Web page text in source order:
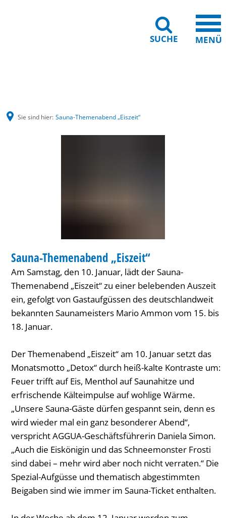
SUCHE MENÜ
Sie sind hier: Sauna-Themenabend „Eiszeit“
KATEGORIE: SPORT
Sauna-Themenabend „Eiszeit“
Am Samstag, den 10. Januar, lädt der Sauna-
Themenabend „Eiszeit“ zu einer belebenden Auszeit
ein, gefolgt von Gastaufgüssen des deutschlandweit
bekannten Saunameisters Mario Ammon vom 15. bis
18. Januar.
Der Themenabend „Eiszeit“ am 10. Januar setzt das
Monatsmotto „Detox“ durch heiß-kalte Kontraste um:
Feuer trifft auf Eis, Menthol auf Saunahitze und
erfrischende Kälteimpulse auf wohlige Wärme.
„Unsere Sauna-Gäste dürfen gespannt sein, denn es
wird wieder mal ein ganz besonderer Abend“,
verspricht AGGUA-Geschäftsführerin Daniela Simon.
„Auch die Eiskönigin und das Schneemonster Frosti
sind dabei – mehr wird aber noch nicht verraten.“ Die
Spezial-Aufgüsse und thematisch abgestimmten
Beigaben sind wie immer im Sauna-Ticket enthalten.